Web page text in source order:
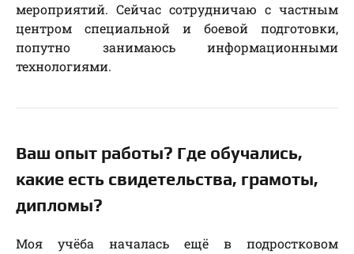
мероприятий. Сейчас сотрудничаю с частным
центром специальной и боевой подготовки,
попутно занимаюсь информационными
технологиями.
Ваш опыт работы? Где обучались,
какие есть свидетельства, грамоты,
дипломы?
Моя учёба началась ещё в подростковом